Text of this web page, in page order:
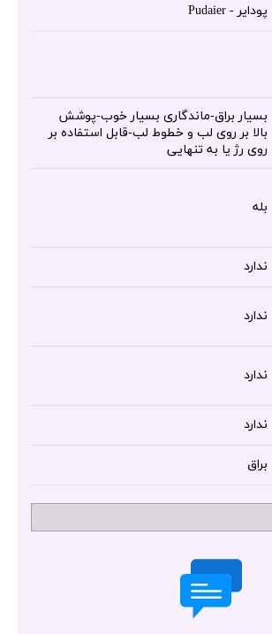
پودایر - Pudaier
بسیار براق-ماندگاری بسیار خوب-پوشش
بالا بر روی لب و خطوط لب-قابل استفاده بر
روی رژ یا به تنهایی
بله
ندارد
ندارد
ندارد
ندارد
براق